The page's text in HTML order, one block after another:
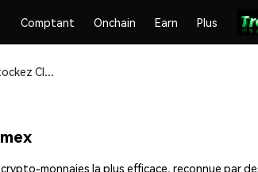
Comptant Onchain Earn Plus
Achetez et stockez CIPHER (CPR) en toute sécurité
crypto-monnaies la plus efficace, reconnue par